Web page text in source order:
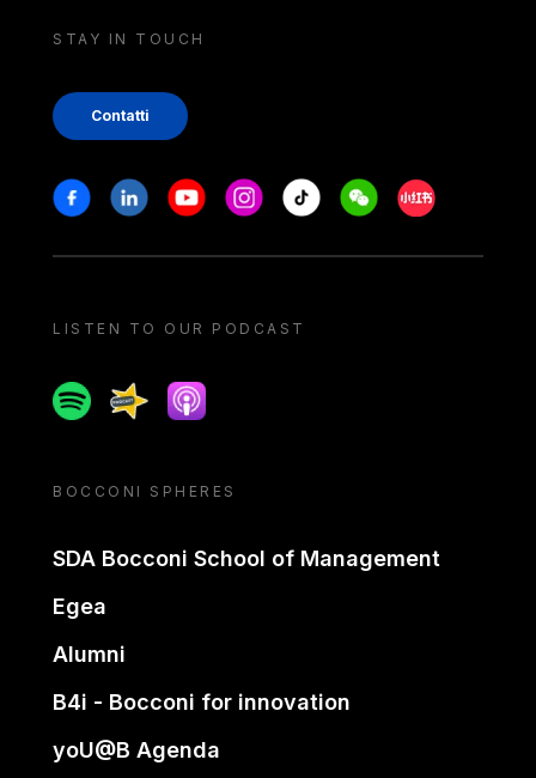
STAY IN TOUCH
Contatti
Stay in touch
FacebookLinkedinYoutubeInstagram
Tiktok WeechatXiaohongshu/
LISTEN TO OUR PODCAST
SpotifySpreakerApple podcast
BOCCONI SPHERES
SDA Bocconi School of Management
Egea
Alumni
B4i - Bocconi for innovation
yoU@B Agenda